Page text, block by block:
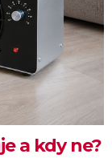
a kdy ne?